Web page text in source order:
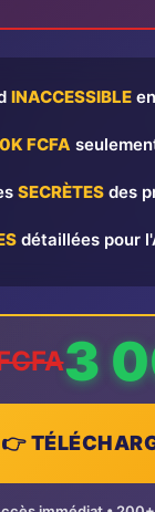
INACCESSIBLE
FCFA
SECRÈTES des
détaillées pour
3
👉